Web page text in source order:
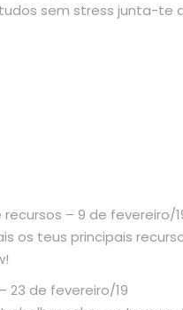
sem stress junta-te
– 9 de fevereiro/
os teus principais
23 de fevereiro/19